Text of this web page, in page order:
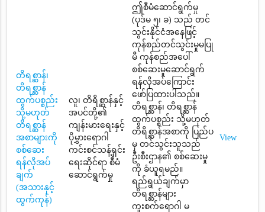
တိရစ္ဆာန်၊
တိရစ္ဆာန်
ထွက်ပစ္စည်း
သို့မဟုတ်
တိရစ္ဆာန်
အစာများကို
စစ်ဆေး
ရန်လိုအပ်
ချက်
(အသားနှင့်
ထွက်ကုန်)
လူ၊ တိရိစ္ဆာန်နှင့်
အပင်တို့၏
ကျန်းမားရေးနှင့်
ပိုမွှားရောဂါ
ကင်းစင်သန့်ရှင်း
ရေးဆိုင်ရာ စီမံ
ဆောင်ရွက်မှု
ဤစီမံဆောင်ရွက်မှု
(ပုဒ်မ ၅၊ ခ) သည် တင်
သွင်းနိုင်ငံအနေဖြင့်
ကုန်စည်တင်သွင်းမှုမပြု
မီ ကုန်စည်အပေါ်
စစ်ဆေးမှုဆောင်ရွက်
ရန်လိုအပ်ကြောင်း
ဖော်ပြထားပါသည်။
တိရစ္ဆာန်၊ တိရစ္ဆာန်
ထွက်ပစ္စည်း သို့မဟုတ်
တိရိစ္ဆာန်အစာကို ပြည်ပ
မှ တင်သွင်းသူသည်
ဦးစီးဌာန၏ စစ်ဆေးမှု
ကို ခံယူရမည်။
ရည်ရွယ်ချက်မှာ
တိရစ္ဆာန်များ
ကူးစက်ရောဂါ မ
View